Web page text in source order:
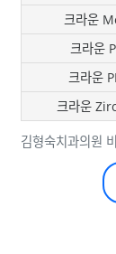
김형숙치과의원
크라운
크라운
크라운
크라운